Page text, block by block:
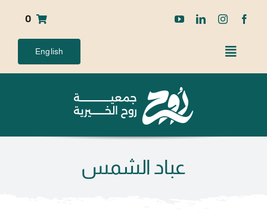
0
English
عباد الشمس